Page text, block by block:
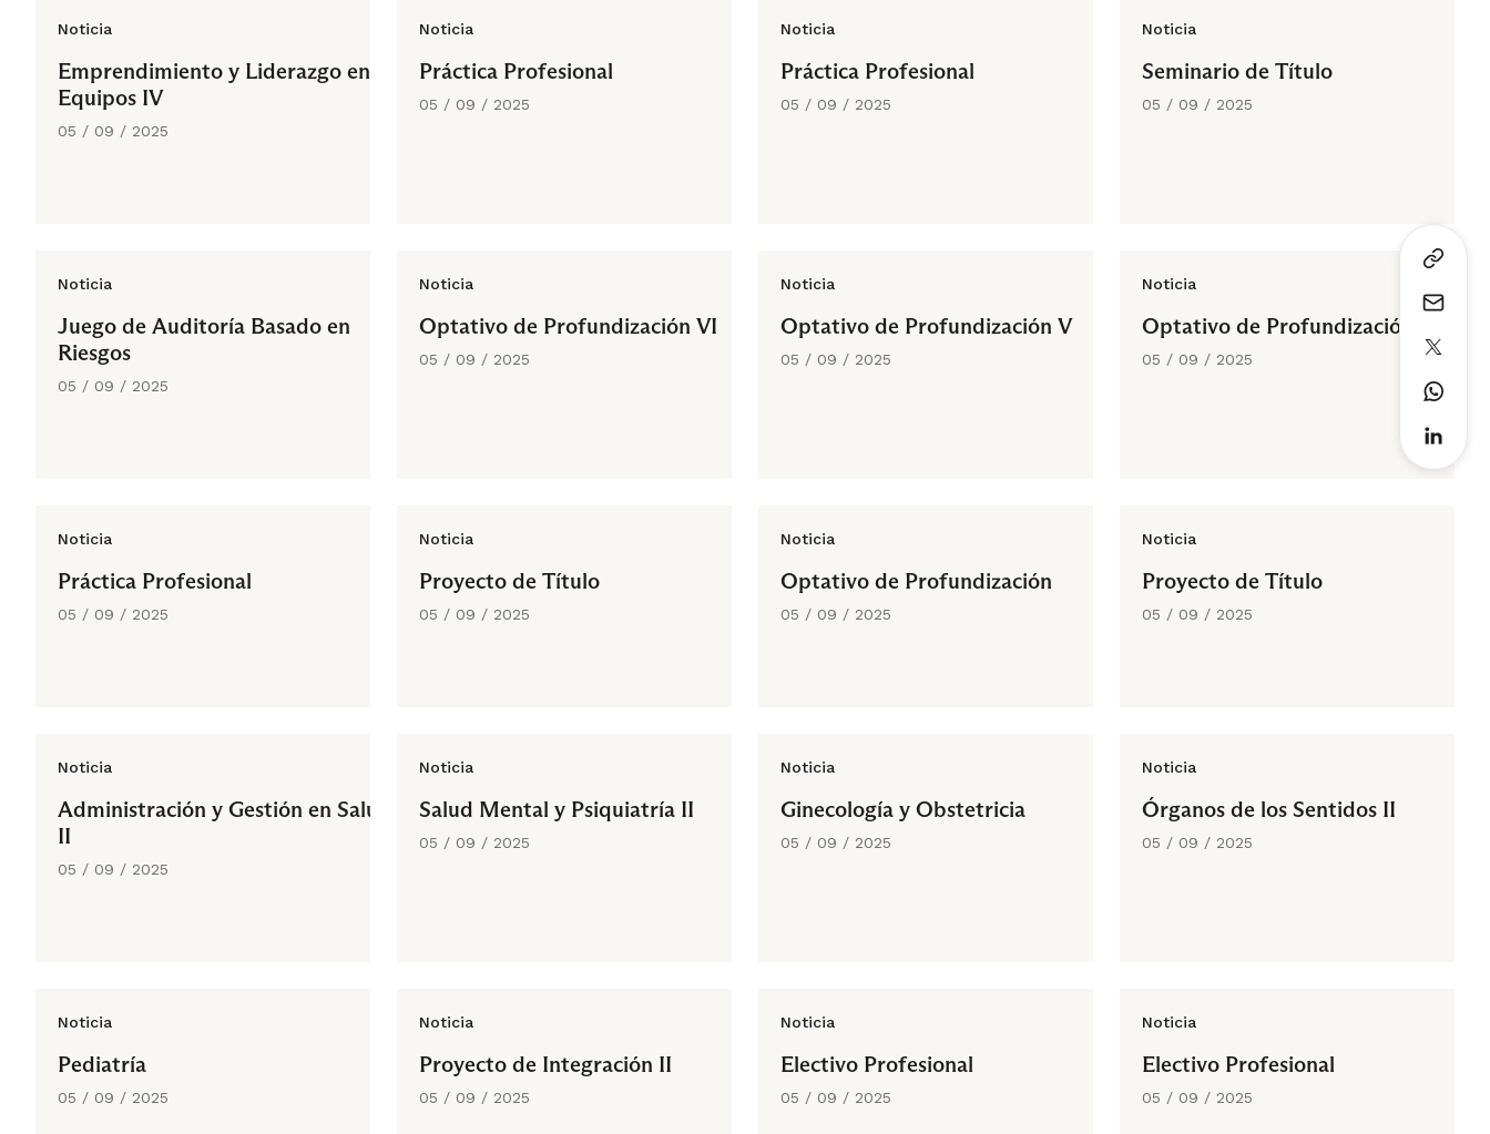
Noticia
Emprendimiento y Liderazgo en
Equipos IV
05 / 09 / 2025
Noticia
Práctica Profesional
05 / 09 / 2025
Noticia
Práctica Profesional
05 / 09 / 2025
Noticia
Seminario de Título
05 / 09 / 2025
Noticia
Juego de Auditoría Basado en
Riesgos
05 / 09 / 2025
Noticia
Optativo de Profundización VI
05 / 09 / 2025
Noticia
Optativo de Profundización V
05 / 09 / 2025
Noticia
Optativo de Profundización VII
05 / 09 / 2025
Noticia
Práctica Profesional
05 / 09 / 2025
Noticia
Proyecto de Título
05 / 09 / 2025
Noticia
Optativo de Profundización
05 / 09 / 2025
Noticia
Proyecto de Título
05 / 09 / 2025
Noticia
Administración y Gestión en Salud
II
05 / 09 / 2025
Noticia
Salud Mental y Psiquiatría II
05 / 09 / 2025
Noticia
Ginecología y Obstetricia
05 / 09 / 2025
Noticia
Órganos de los Sentidos II
05 / 09 / 2025
Noticia
Pediatría
05 / 09 / 2025
Noticia
Proyecto de Integración II
05 / 09 / 2025
Noticia
Electivo Profesional
05 / 09 / 2025
Noticia
Electivo Profesional
05 / 09 / 2025